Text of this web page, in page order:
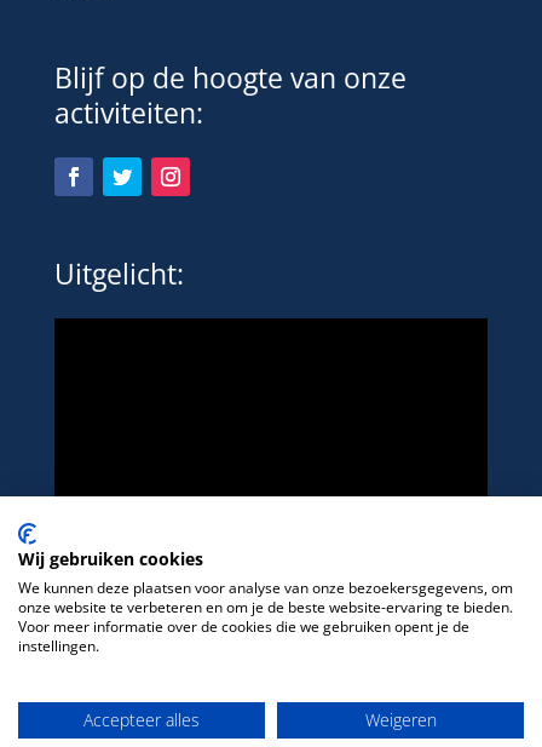
Blijf op de hoogte van onze
activiteiten:
Uitgelicht:
Wij gebruiken cookies
We kunnen deze plaatsen voor analyse van onze bezoekersgegevens, om
onze website te verbeteren en om je de beste website-ervaring te bieden.
Voor meer informatie over de cookies die we gebruiken opent je de
instellingen.
Accepteer alles Weigeren